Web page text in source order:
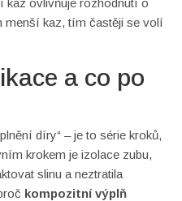
kaz ovlivňuje rozhodnutí o
kaz, tím častěji se volí
a co po
díry“ – je to série kroků,
krokem je izolace zubu,
slinu a neztratila
kompozitní výplň